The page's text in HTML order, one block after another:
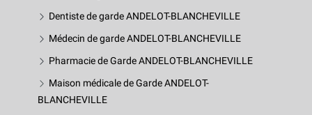
Dentiste de garde ANDELOT-BLANCHEVILLE
Médecin de garde ANDELOT-BLANCHEVILLE
Pharmacie de Garde ANDELOT-BLANCHEVILLE
Maison médicale de Garde ANDELOT-
BLANCHEVILLE